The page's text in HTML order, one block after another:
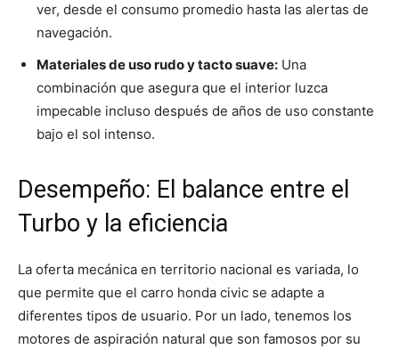
ver, desde el consumo promedio hasta las alertas de
navegación.
Materiales de uso rudo y tacto suave: Una
combinación que asegura que el interior luzca
impecable incluso después de años de uso constante
bajo el sol intenso.
Desempeño: El balance entre el
Turbo y la eficiencia
La oferta mecánica en territorio nacional es variada, lo
que permite que el carro honda civic se adapte a
diferentes tipos de usuario. Por un lado, tenemos los
motores de aspiración natural que son famosos por su